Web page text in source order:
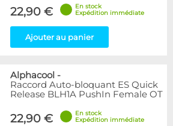
22,90 €
En stock
Expédition immédiate
Ajouter au panier
Alphacool -
Raccord Auto-bloquant ES Quick
Release BLH1A PushIn Female OT
22,90 €
En stock
Expédition immédiate